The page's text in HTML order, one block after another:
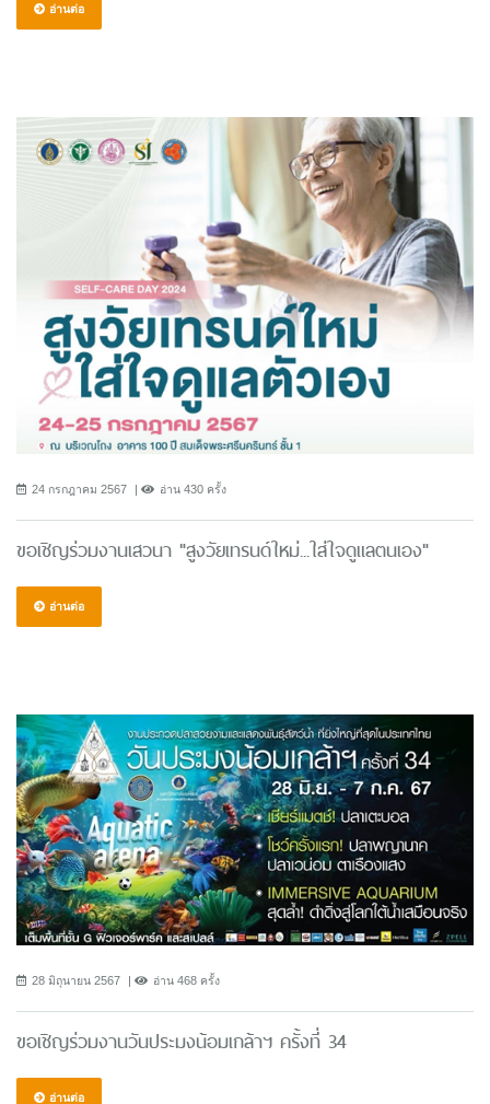
อ่านต่อ
24 กรกฎาคม 2567 อ่าน 430 ครั้ง
ขอเชิญร่วมงานเสวนา "สูงวัยเทรนด์ใหม่...ใส่ใจดูแลตนเอง"
อ่านต่อ
28 มิถุนายน 2567 อ่าน 468 ครั้ง
ขอเชิญร่วมงานวันประมงน้อมเกล้าฯ ครั้งที่ 34
อ่านต่อ